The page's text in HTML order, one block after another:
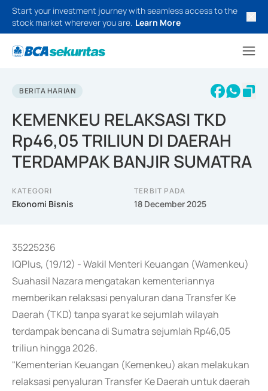
Start your investment journey with seamless access to the
stock market wherever you are. Learn More
BERITA HARIAN
KEMENKEU RELAKSASI TKD
Rp46,05 TRILIUN DI DAERAH
TERDAMPAK BANJIR SUMATRA
KATEGORI
Ekonomi Bisnis
TERBIT PADA
18 December 2025
35225236
IQPlus, (19/12) - Wakil Menteri Keuangan (Wamenkeu)
Suahasil Nazara mengatakan kementeriannya
memberikan relaksasi penyaluran dana Transfer Ke
Daerah (TKD) tanpa syarat ke sejumlah wilayah
terdampak bencana di Sumatra sejumlah Rp46,05
triliun hingga 2026.
"Kementerian Keuangan (Kemenkeu) akan melakukan
relaksasi penyaluran Transfer Ke Daerah untuk daerah